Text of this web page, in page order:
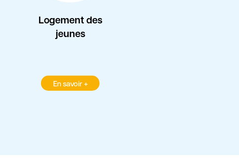
Logement des
jeunes
En savoir +